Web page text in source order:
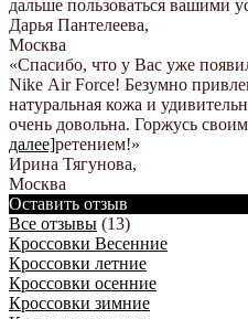
дальше пользоваться вашими
Дарья Пантелеева,
Москва
«Спасибо, что у Вас уже
Nike Аir Force! Безумно
натуральная кожа и
очень довольна. Горжусь
далее]ретением!»
Ирина Тягунова,
Москва
Оставить отзыв
Все отзывы (13)
Кроссовки Весенние
Кроссовки летние
Кроссовки осенние
Кроссовки зимние